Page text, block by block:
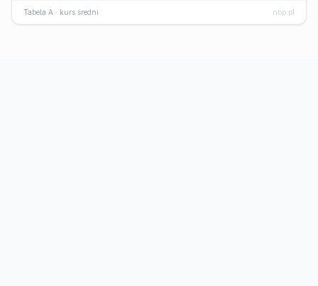
Tabela A · kurs średni nbp.pl